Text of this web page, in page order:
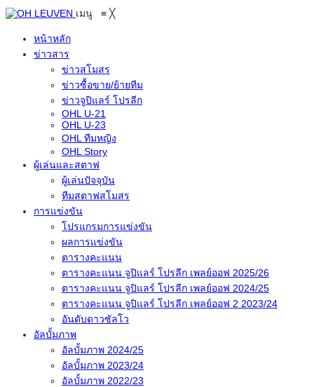
เมนู ≡ ╳
หน้าหลัก
ข่าวสาร
ข่าวสโมสร
ข่าวซื้อขาย/ย้ายทีม
ข่าวจูปิแลร์ โปรลีก
OHL U-21
OHL U-23
OHL ทีมหญิง
OHL Story
ผู้เล่นและสตาฟ
ผู้เล่นปัจจุบัน
ทีมสตาฟสโมสร
การแข่งขัน
โปรแกรมการแข่งขัน
ผลการแข่งขัน
ตารางคะแนน
ตารางคะแนน จูปิแลร์ โปรลีก เพลย์ออฟ 2025/26
ตารางคะแนน จูปิแลร์ โปรลีก เพลย์ออฟ 2024/25
ตารางคะแนน จูปิแลร์ โปรลีก เพลย์ออฟ 2 2023/24
อันดับดาวซัลโว
อัลบั้มภาพ
อัลบั้มภาพ 2024/25
อัลบั้มภาพ 2023/24
อัลบั้มภาพ 2022/23